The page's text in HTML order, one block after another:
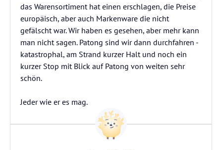
das Warensortiment hat einen erschlagen, die Preise
europäisch, aber auch Markenware die nicht
gefälscht war. Wir haben es gesehen, aber mehr kann
man nicht sagen. Patong sind wir dann durchfahren -
katastrophal, am Strand kurzer Halt und noch ein
kurzer Stop mit Blick auf Patong von weiten sehr
schön.
Jeder wie er es mag.